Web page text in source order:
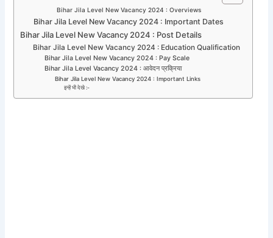
Bihar Jila Level New Vacancy 2024 : Overviews
Bihar Jila Level New Vacancy 2024 : Important Dates
Bihar Jila Level New Vacancy 2024 : Post Details
Bihar Jila Level New Vacancy 2024 : Education Qualification
Bihar Jila Level New Vacancy 2024 : Pay Scale
Bihar Jila Level Vacancy 2024 : आवेदन प्रक्रिया
Bihar Jila Level New Vacancy 2024 : Important Links
इन्हें भी देखे :-